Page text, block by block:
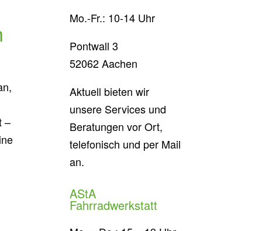
–
Mo.-Fr.: 10-14 Uhr
Pontwall 3
52062 Aachen
Aktuell bieten wir
unsere Services und
Beratungen vor Ort,
telefonisch und per Mail
an.
AStA
Fahrradwerkstatt